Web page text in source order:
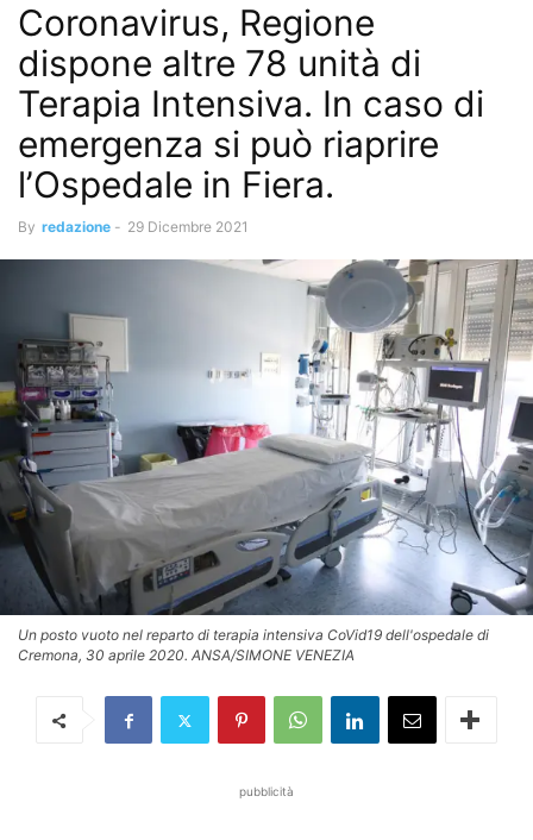
Coronavirus, Regione
dispone altre 78 unità di
Terapia Intensiva. In caso di
emergenza si può riaprire
l’Ospedale in Fiera.
By redazione - 29 Dicembre 2021
Un posto vuoto nel reparto di terapia intensiva CoVid19 dell'ospedale di
Cremona, 30 aprile 2020. ANSA/SIMONE VENEZIA
pubblicità